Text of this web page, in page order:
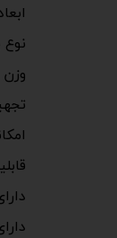
ابعاد
وزن
قابلیت